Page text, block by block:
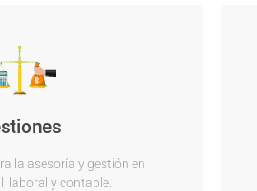
la asesoría y gestión en
laboral y contable.